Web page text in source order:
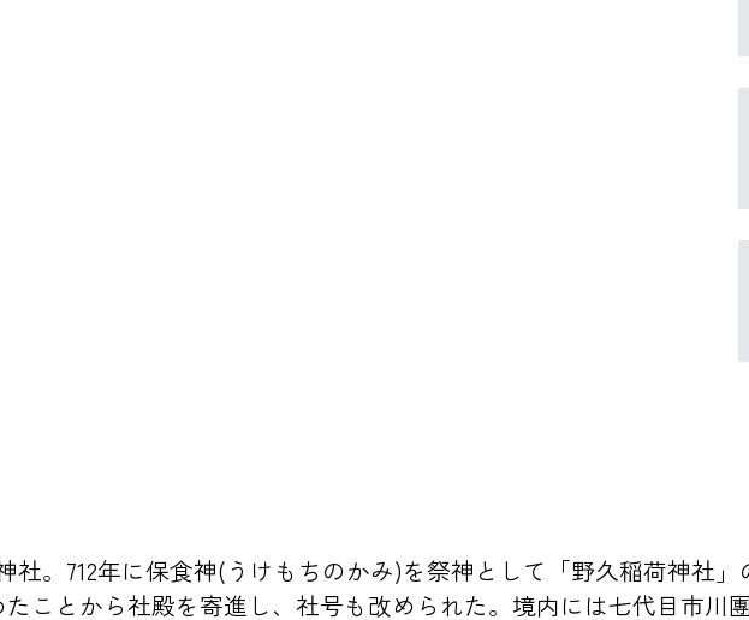
社。712年に保食神(うけもちのかみ)を祭神として「野久稲荷神社
ことから社殿を寄進し、社号も改められた。境内には七代目市川